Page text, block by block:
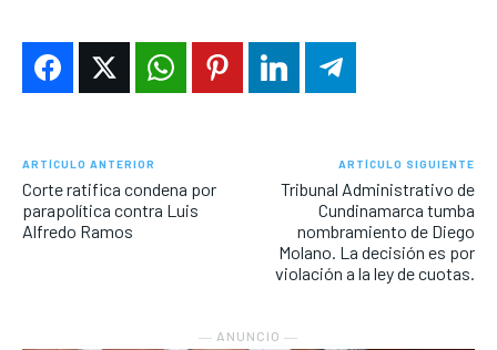
ARTÍCULO ANTERIOR
Corte ratifica condena por
parapolítica contra Luis
Alfredo Ramos
ARTÍCULO SIGUIENTE
Tribunal Administrativo de
Cundinamarca tumba
nombramiento de Diego
Molano. La decisión es por
violación a la ley de cuotas.
― ANUNCIO ―